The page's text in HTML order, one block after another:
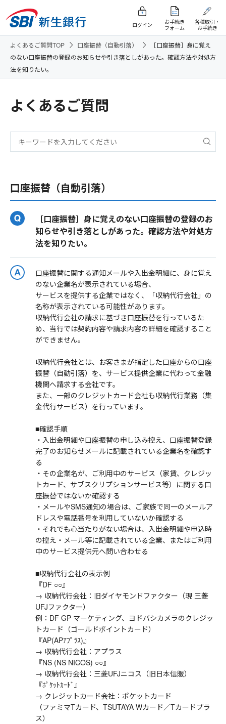
ログイン
お手続き
フォーム
各種取引・
お手続き
よくあるご質問TOP 口座振替（自動引落）
［口座振替］身に覚え
のない口座振替の登録のお知らせや引き落としがあった。確認方法や対処方
法を知りたい。
よくあるご質問
口座振替（自動引落）
［口座振替］身に覚えのない口座振替の登録のお
知らせや引き落としがあった。確認方法や対処方
法を知りたい。
口座振替に関する通知メールや入出金明細に、身に覚え
のない企業名が表示されている場合、
サービスを提供する企業ではなく、「収納代行会社」の
名称が表示されている可能性があります。
収納代行会社の請求に基づき口座振替を行っているた
め、当行では契約内容や請求内容の詳細を確認すること
ができません。
収納代行会社とは、お客さまが指定した口座からの口座
振替（自動引落）を、サービス提供企業に代わって金融
機関へ請求する会社です。
また、一部のクレジットカード会社も収納代行業務（集
金代行サービス）を行っています。
■確認手順
・入出金明細や口座振替の申し込み控え、口座振替登録
完了のお知らせメールに記載されている企業名を確認す
る
・その企業名が、ご利用中のサービス（家賃、クレジッ
トカード、サブスクリプションサービス等）に関する口
座振替ではないか確認する
・メールやSMS通知の場合は、ご家族で同一のメールア
ドレスや電話番号を利用していないか確認する
・それでも心当たりがない場合は、入出金明細や申込時
の控え・メール等に記載されている企業、またはご利用
中のサービス提供元へ問い合わせる
■収納代行会社の表示例
『DF ○○』
→ 収納代行会社：旧ダイヤモンドファクター（現 三菱
UFJファクター）
例：DF GP マーケティング、ヨドバシカメラのクレジッ
トカード（ゴールドポイントカード）
『AP(APｱﾌﾟﾗｽ)』
→ 収納代行会社：アプラス
『NS (NS NICOS) ○○』
→ 収納代行会社：三菱UFJニコス（旧日本信販）
『ﾎﾟｹｯﾄｶｰﾄﾞ』
→ クレジットカード会社：ポケットカード
（ファミマTカード、TSUTAYA Wカード／Tカードプラ
ス）